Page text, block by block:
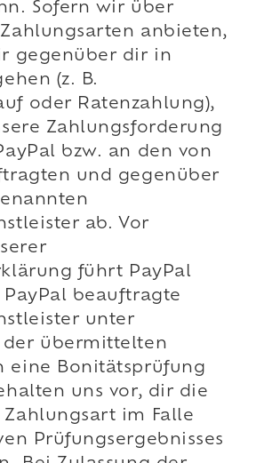
Sofern wir über
anbieten,
gegenüber dir in
(z. B.
oder Ratenzahlung),
Zahlungsforderung
bzw. an den von
und gegenüber
ab. Vor
führt PayPal
beauftragte
unter
der übermittelten
eine Bonitätsprüfung
uns vor, dir die
im Falle
Prüfungsergebnisses